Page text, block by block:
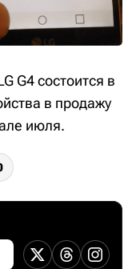
G4 состоится в
в продажу
июля.